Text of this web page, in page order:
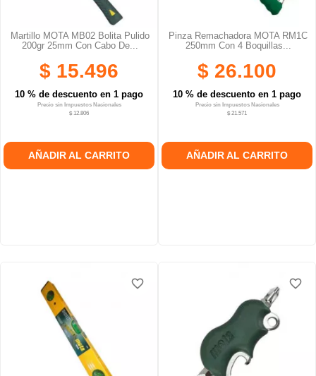
Martillo MOTA MB02 Bolita Pulido
200gr 25mm Con Cabo De...
$ 15.496
10 % de descuento en 1 pago
Precio sin Impuestos Nacionales
$ 12.806
AÑADIR AL CARRITO
Pinza Remachadora MOTA RM1C
250mm Con 4 Boquillas...
$ 26.100
10 % de descuento en 1 pago
Precio sin Impuestos Nacionales
$ 21.571
AÑADIR AL CARRITO
favorite_border
favorite_border favorite_border
favorite_border